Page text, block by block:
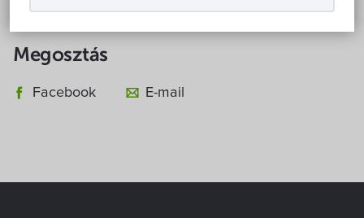
Megosztás
Facebook E-mail